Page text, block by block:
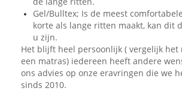
Gel/Bulltex; Is de meest
korte als lange ritten maakt, kan dit
u zijn.
Het blijft heel persoonlijk ( vergelijk het
een matras) iedereen heeft andere
ons advies op onze eravringen die we
sinds 2010.